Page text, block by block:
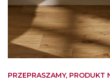
PRZEPRASZAMY, PRODUKT